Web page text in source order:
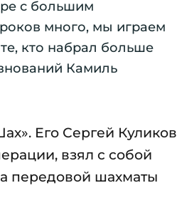
с большим
много, мы играем
кто набрал больше
Камиль
Его Сергей Куликов
взял с собой
передовой шахматы